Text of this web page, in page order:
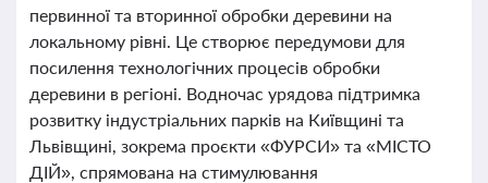
первинної та вторинної обробки деревини на
локальному рівні. Це створює передумови для
посилення технологічних процесів обробки
деревини в регіоні. Водночас урядова підтримка
розвитку індустріальних парків на Київщині та
Львівщині, зокрема проєкти «ФУРСИ» та «МІСТО
ДІЙ», спрямована на стимулювання